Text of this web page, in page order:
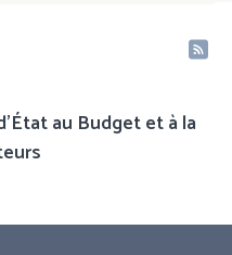
au Budget et à la